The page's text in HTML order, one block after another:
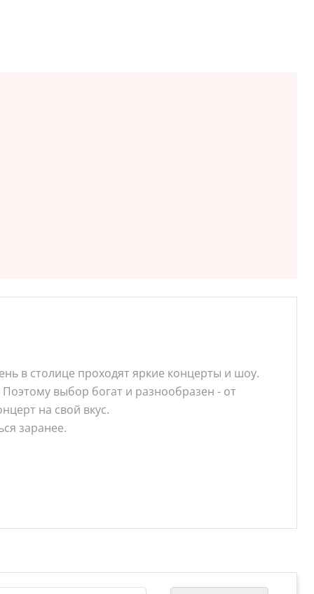
в столице проходят яркие концерты и шоу.
выбор богат и разнообразен - от
на свой вкус.
заранее.